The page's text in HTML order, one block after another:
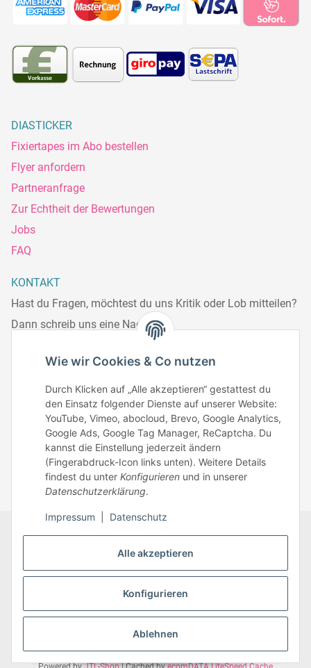
Alle akzeptieren
Konfigurieren
Ablehnen
Wie wir Cookies & Co nutzen
Durch Klicken auf „Alle akzeptieren“ gestattest du
den Einsatz folgender Dienste auf unserer Website:
YouTube, Vimeo, abocloud, Brevo, Google Analytics,
Google Ads, Google Tag Manager, ReCaptcha. Du
kannst die Einstellung jederzeit ändern
(Fingerabdruck-Icon links unten). Weitere Details
findest du unter Konfigurieren und in unserer
Datenschutzerklärung.
Impressum Datenschutz
DIASTICKER
Fixiertapes im Abo bestellen
Flyer anfordern
Partneranfrage
Zur Echtheit der Bewertungen
Jobs
FAQ
KONTAKT
Hast du Fragen, möchtest du uns Kritik oder Lob mitteilen?
Dann schreib uns eine Nachricht.
Telefonisch erreichst du uns:
Telefonnr.: 0951/70045771
Zum Kontakt
Datenschutz AGB
Zahlungsmöglichkeiten
Versandinformationen